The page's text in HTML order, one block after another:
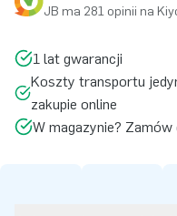
JB ma 281 opinii na
1 lat gwarancji
Koszty transportu
zakupie online
W magazynie? Zamów